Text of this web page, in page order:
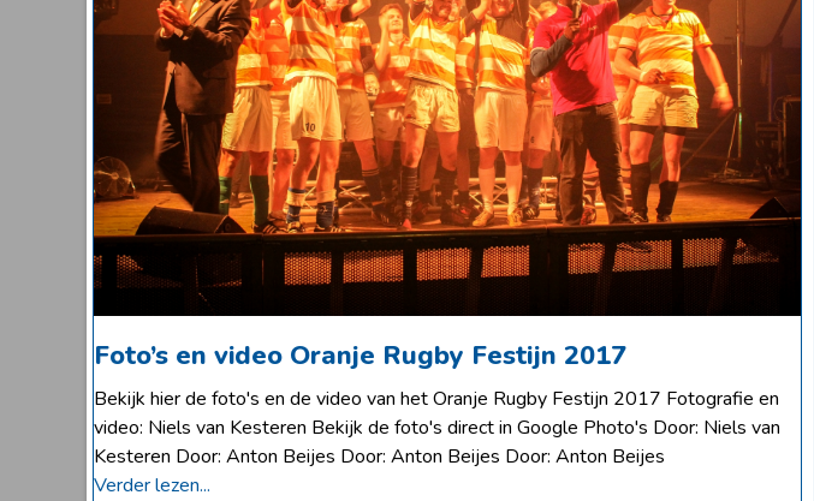
Foto’s en video Oranje Rugby Festijn 2017
Bekijk hier de foto's en de video van het Oranje Rugby Festijn 2017 Fotografie en
video: Niels van Kesteren Bekijk de foto's direct in Google Photo's Door: Niels van
Kesteren Door: Anton Beijes Door: Anton Beijes Door: Anton Beijes
Verder lezen...